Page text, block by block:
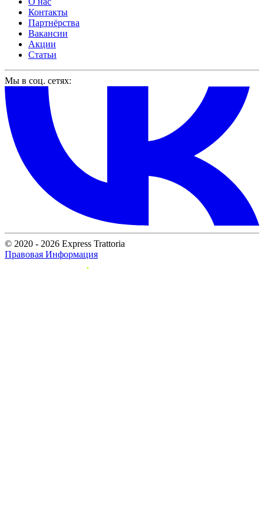
Контакты
Партнёрства
Вакансии
Акции
Статьи
Мы в соц. сетях:
© 2020 - 2026 Express Trattoria
Правовая Информация